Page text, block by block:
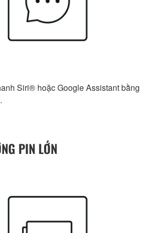
Siri® hoặc Google Assistant bằng
PIN LỚN